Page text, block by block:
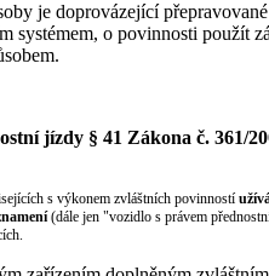
je doprovázející
systémem, o povinnosti použít
jízdy § 41 Zákona č. 361/
s výkonem zvláštních povinností
(dále jen "vozidlo s právem